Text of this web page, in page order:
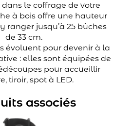
le coffrage de votre
à bois offre une hauteur
ranger jusqu’à 25 bûches
de 33 cm.
évoluent pour devenir à la
: elles sont équipées de
pour accueillir
tiroir, spot à LED.
associés